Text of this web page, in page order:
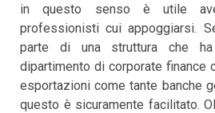
in questo senso è utile
professionisti cui appoggiarsi.
parte di una struttura che
dipartimento di corporate finance
esportazioni come tante banche
questo è sicuramente facilitato.